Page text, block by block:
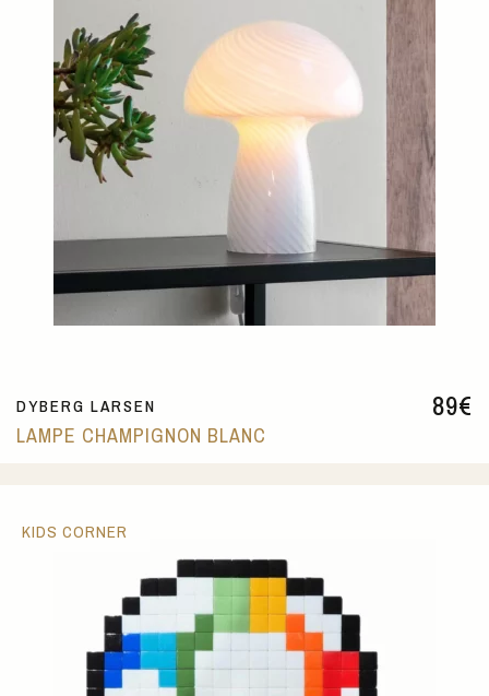
89€
DYBERG LARSEN
LAMPE CHAMPIGNON BLANC
KIDS CORNER